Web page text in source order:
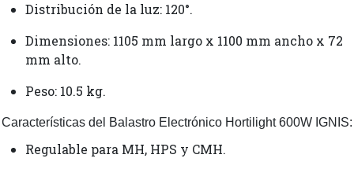
Distribución de la luz: 120°.
Dimensiones: 1105 mm largo x 1100 mm ancho x 72
mm alto.
Peso: 10.5 kg.
Características del Balastro Electrónico Hortilight 600W IGNIS:
Regulable para MH, HPS y CMH.